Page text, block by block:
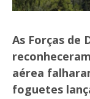
As Forças de
aérea
foguetes